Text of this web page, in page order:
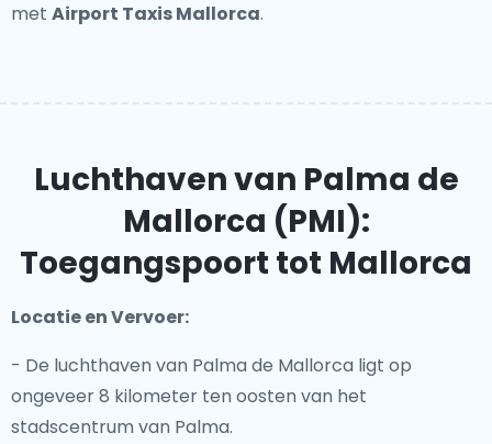
met Airport Taxis Mallorca.
Luchthaven van Palma de
Mallorca (PMI):
Toegangspoort tot Mallorca
Locatie en Vervoer:
- De luchthaven van Palma de Mallorca ligt op
ongeveer 8 kilometer ten oosten van het
stadscentrum van Palma.